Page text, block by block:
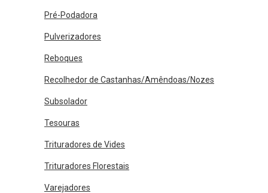
Pré-Podadora
Pulverizadores
Reboques
Recolhedor de Castanhas/Amêndoas/Nozes
Subsolador
Tesouras
Trituradores de Vides
Trituradores Florestais
Varejadores